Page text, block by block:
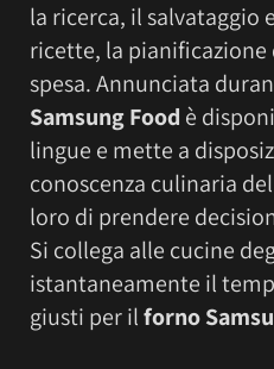
la ricerca, il salvataggio
ricette, la pianificazione
spesa. Annunciata
Samsung Food è
lingue e mette a
conoscenza culinaria
loro di prendere
Si collega alle cucine
istantaneamente il
giusti per ilforno